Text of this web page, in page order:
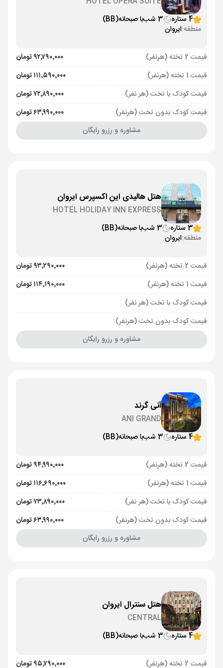
4 ستاره
3 شب با صبحانه(BB)
منطقه:ایروان
قیمت 2 تخته (هرنفر)
۹۲٬۷۹۰٬۰۰۰ تومان
قیمت 1 تخته (هرنفر)
۱۱۱٬۵۹۰٬۰۰۰ تومان
قیمت کودک با تخت (هر نفر)
۷۲٬۸۹۰٬۰۰۰ تومان
قیمت کودک بدون تخت (هرنفر)
۶۳٬۹۹۰٬۰۰۰ تومان
مشاوره و رزرو رایگان
هتل هالیدی این اکسپرس ایروان
HOTEL HOLIDAY INN EXPRESS
3 ستاره
3 شب با صبحانه(BB)
منطقه:ایروان
قیمت 2 تخته (هرنفر)
۹۳٬۲۹۰٬۰۰۰ تومان
قیمت 1 تخته (هرنفر)
۱۱۴٬۱۹۰٬۰۰۰ تومان
قیمت کودک با تخت (هر نفر)
قیمت کودک بدون تخت (هرنفر)
مشاوره و رزرو رایگان
آنی گرند
ANI GRAND
4 ستاره
3 شب با صبحانه(BB)
قیمت 2 تخته (هرنفر)
۹۴٬۹۹۰٬۰۰۰ تومان
قیمت 1 تخته (هرنفر)
۱۱۶٬۶۹۰٬۰۰۰ تومان
قیمت کودک با تخت (هر نفر)
۷۳٬۸۹۰٬۰۰۰ تومان
قیمت کودک بدون تخت (هرنفر)
۶۳٬۹۹۰٬۰۰۰ تومان
مشاوره و رزرو رایگان
هتل سنترال ایروان
CENTRAL
4 ستاره
3 شب با صبحانه(BB)
قیمت 2 تخته (هرنفر)
۹۵٬۷۹۰٬۰۰۰ تومان